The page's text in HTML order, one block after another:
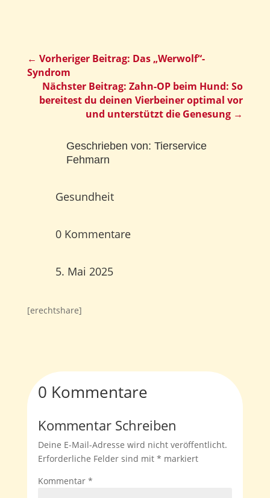
← Vorheriger Beitrag: Das „Werwolf“-
Syndrom
Nächster Beitrag: Zahn-OP beim Hund: So
bereitest du deinen Vierbeiner optimal vor
und unterstützt die Genesung →
Geschrieben von: Tierservice
Fehmarn
Gesundheit
0 Kommentare
5. Mai 2025
[erechtshare]
0 Kommentare
Kommentar Schreiben
Deine E-Mail-Adresse wird nicht veröffentlicht.
Erforderliche Felder sind mit * markiert
Kommentar *